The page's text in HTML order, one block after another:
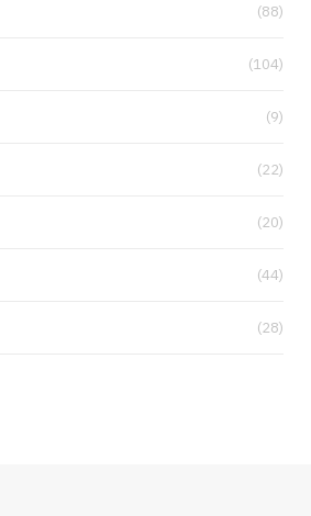
(88)
(104)
(9)
(22)
(20)
(44)
(28)